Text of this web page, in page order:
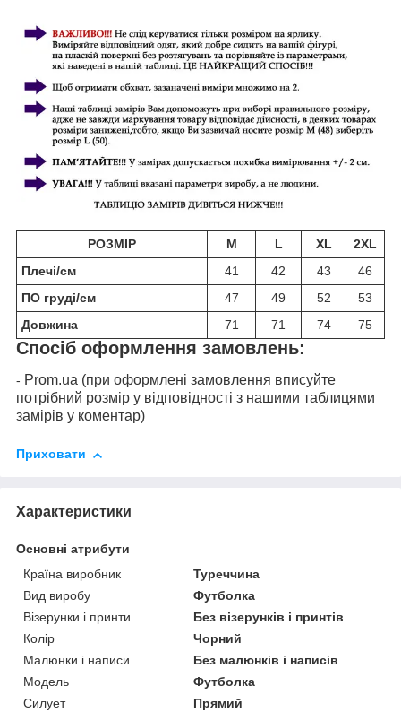
РОЗМІР M L XL
2XL
Плечі/см
41 42 43
46
ПО груді/см
47 49 52
53
Довжина
71 71 74 75
Спосіб оформлення замовлень:
- Prom.ua (при оформлені замовлення вписуйте
потрібний розмір у відповідності з нашими таблицями
замірів у коментар)
Приховати
Характеристики
Основні атрибути
Країна виробник
Туреччина
Вид виробу
Футболка
Візерунки і принти
Без візерунків і принтів
Колір
Чорний
Малюнки і написи
Без малюнків і написів
Модель
Футболка
Силует
Прямий